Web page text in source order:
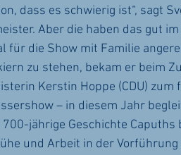
dass es schwierig ist“, sagt
Aber die haben das gut
für die Show mit Familie
zu stehen, bekam er beim
Kerstin Hoppe (CDU)
– in diesem Jahr
jährige Geschichte Capuths
und Arbeit in der